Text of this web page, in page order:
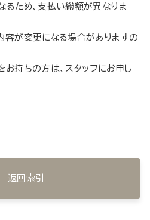
るため、支払い総額が異なりま
容が変更になる場合がありますの
お持ちの方は、スタッフにお申し
返回索引